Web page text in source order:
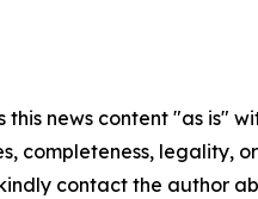
this news content "as is"
completeness, legality,
contact the author